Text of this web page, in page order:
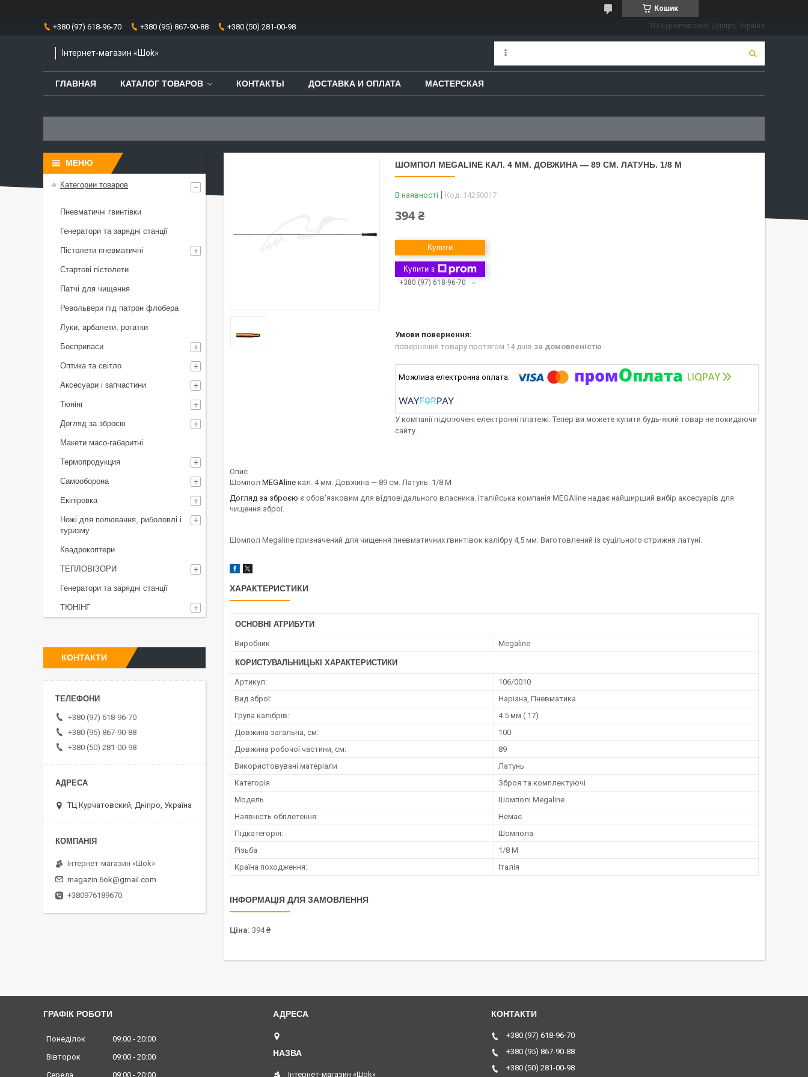
Кошик
+380 (97) 618-96-70 +380 (95) 867-90-88 +380 (50) 281-00-98 ТЦ Курчатовский, Дніпро, Україна
Інтернет-магазин «Шоk»
ГЛАВНАЯ КАТАЛОГ ТОВАРОВ КОНТАКТЫ ДОСТАВКА И ОПЛАТА МАСТЕРСКАЯ
ШОМПОЛ MEGALINE КАЛ. 4 ММ. ДОВЖИНА — 89 СМ. ЛАТУНЬ. 1/8 M
В наявності Код: 14250017
394 ₴
Купити
Купити з
+380 (97) 618-96-70
повернення товару протягом 14 днів за домовленістю
У компанії підключені електронні платежі. Тепер ви можете купити будь-який товар не покидаючи
сайту.
Опис
Шомпол MEGAline кал. 4 мм. Довжина — 89 см. Латунь. 1/8 M
Догляд за зброєю є обов'язковим для відповідального власника. Італійська компанія MEGAline надає найширший вибір аксесуарів для
чищення зброї.
Шомпол Megaline призначений для чищення пневматичних гвинтівок калібру 4,5 мм. Виготовлений із суцільного стрижня латуні.
ХАРАКТЕРИСТИКИ
ОСНОВНІ АТРИБУТИ
Виробник Megaline
КОРИСТУВАЛЬНИЦЬКІ ХАРАКТЕРИСТИКИ
Артикул:
106/0010
Вид зброї:
Нарізна, Пневматика
Група калібрів:
4.5 мм (.17)
Довжина загальна, см:
100
Довжина робочої частини, см:
89
Використовувані матеріали
Латунь
Категорія
Зброя та комплектуючі
Мoдель
Шомполі Megaline
Наявність обплетення:
Немає
Підкатегорія:
Шомпола
Різьба
1/8 M
Країна походження:
Італія
ІНФОРМАЦІЯ ДЛЯ ЗАМОВЛЕННЯ
Ціна: 394 ₴
Категории товаров
Пневматичні гвинтівки
Генератори та зарядні станції
Пістолети пневматичні
Стартові пістолети
Патчі для чищення
Револьвери під патрон флобера
Луки, арбалети, рогатки
Боєприпаси
Оптика та світло
Аксесуари і запчастини
Тюнінг
Догляд за зброєю
Макети масо-габаритні
Термопродукция
Самооборона
Екіпіровка
Ножі для полювання, риболовлі і
туризму
Квадрокоптери
ТЕПЛОВІЗОРИ
Генератори та зарядні станції
ТЮНІНГ
КОНТАКТИ
+380 (97) 618-96-70
+380 (95) 867-90-88
+380 (50) 281-00-98
ТЦ Курчатовский, Дніпро, Україна
Інтернет-магазин «Шоk»
magazin.6ok@gmail.com
+380976189670
ГРАФІК РОБОТИ
Понеділок 09:00
20:00
Вівторок
09:00
20:00
Середа
09:00 20:00 Інтернет-магазин «Шоk»
+380 (97) 618-96-70
+380 (95) 867-90-88
+380 (50) 281-00-98